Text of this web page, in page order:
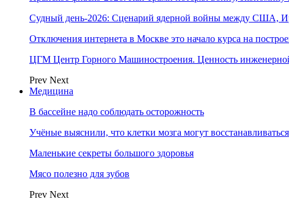
Судный день-2026: Сценарий ядерной войны между США,
Отключения интернета в Москве это начало курса на
ЦГМ Центр Горного Машиностроения. Ценность
Prev Next
Медицина
В бассейне надо соблюдать осторожность
Учёные выяснили, что клетки мозга могут восстанавливаться
Маленькие секреты большого здоровья
Мясо полезно для зубов
Prev Next